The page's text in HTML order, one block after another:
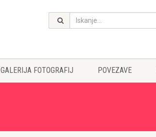
GALERIJA FOTOGRAFIJ POVEZAVE